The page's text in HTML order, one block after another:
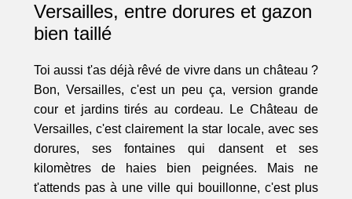
Versailles, entre dorures et gazon
bien taillé
Toi aussi t'as déjà rêvé de vivre dans un château ?
Bon, Versailles, c'est un peu ça, version grande
cour et jardins tirés au cordeau. Le Château de
Versailles, c'est clairement la star locale, avec ses
dorures, ses fontaines qui dansent et ses
kilomètres de haies bien peignées. Mais ne
t'attends pas à une ville qui bouillonne, c'est plus